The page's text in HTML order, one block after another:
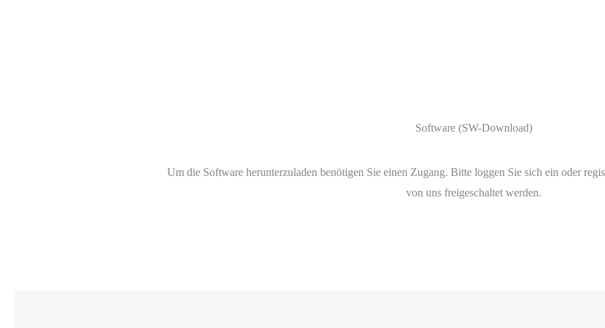
Software (SW-Download)
Um die Software herunterzuladen benötigen Sie einen Zugang. Bitte loggen Sie sich ein oder
von uns freigeschaltet werden.